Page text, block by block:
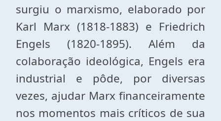
surgiu o marxismo, elaborado por
Karl Marx (1818-1883) e Friedrich
Engels (1820-1895). Além da
colaboração ideológica, Engels era
industrial e pôde, por diversas
vezes, ajudar Marx financeiramente
nos momentos mais críticos de sua